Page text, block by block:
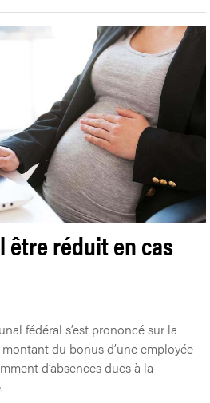
être réduit en cas
fédéral s’est prononcé sur la
du bonus d’une employée
d’absences dues à la